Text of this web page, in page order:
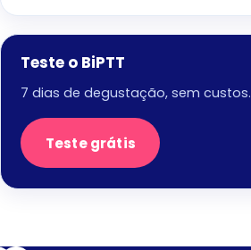
Teste o BiPTT
7 dias de degustação, sem custos.
Teste grátis